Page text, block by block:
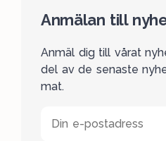
Anmälan till
Anmäl dig till vårat
del av de senaste
mat.
Din e-postadress